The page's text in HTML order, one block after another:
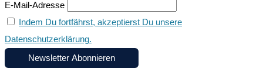
e
n
n
E-Mail-Adresse
Indem Du fortfährst, akzeptierst Du unsere
Datenschutzerklärung.